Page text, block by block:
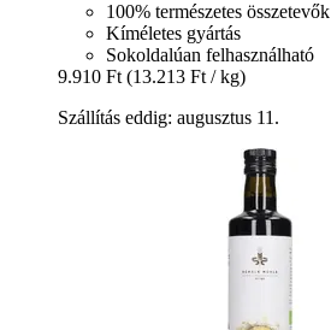
100% természetes összetevők
Kíméletes gyártás
Sokoldalúan felhasználható
9.910 Ft (13.213 Ft / kg)
Szállítás eddig: augusztus 11.